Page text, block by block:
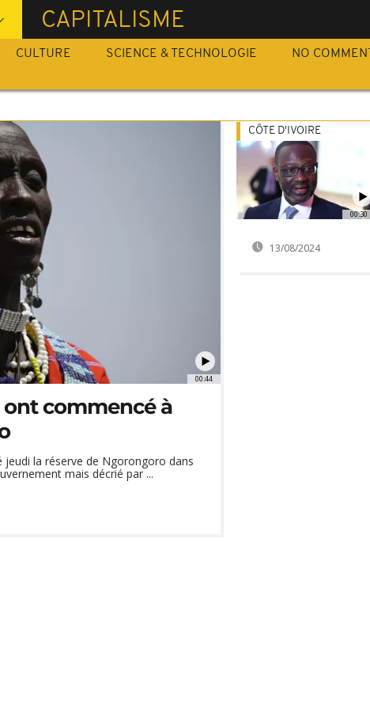
CAPITALISME
CULTURE SCIENCE & TECHNOLOGIE NO COMMENT
00:44
ont commencé à
la réserve de Ngorongoro dans
mais décrié par ...
00:30
CÔTE D'IVOIRE
13/08/2024